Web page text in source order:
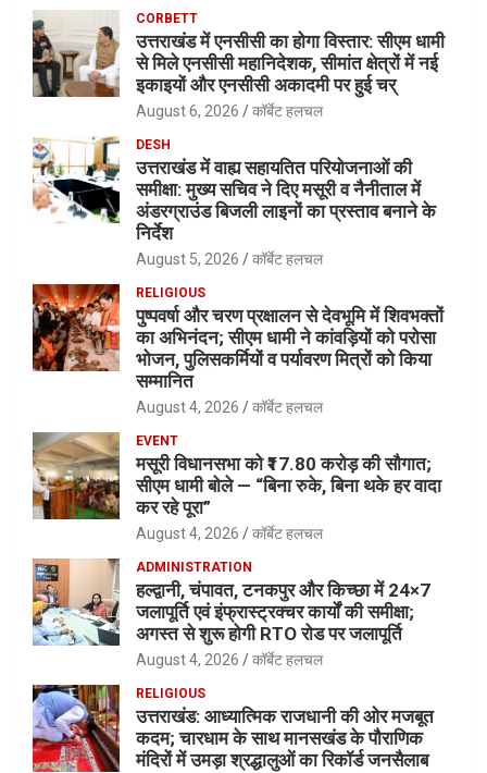
CORBETT
उत्तराखंड में एनसीसी का होगा विस्तार: सीएम धामी
से मिले एनसीसी महानिदेशक, सीमांत क्षेत्रों में नई
इकाइयों और एनसीसी अकादमी पर हुई चर्
August 6, 2026 कॉर्बेट हलचल
DESH
उत्तराखंड में वाह्य सहायतित परियोजनाओं की
समीक्षा: मुख्य सचिव ने दिए मसूरी व नैनीताल में
अंडरग्राउंड बिजली लाइनों का प्रस्ताव बनाने के
निर्देश
August 5, 2026 कॉर्बेट हलचल
RELIGIOUS
पुष्पवर्षा और चरण प्रक्षालन से देवभूमि में शिवभक्तों
का अभिनंदन; सीएम धामी ने कांवड़ियों को परोसा
भोजन, पुलिसकर्मियों व पर्यावरण मित्रों को किया
सम्मानित
August 4, 2026 कॉर्बेट हलचल
EVENT
मसूरी विधानसभा को ₹17.80 करोड़ की सौगात;
सीएम धामी बोले — “बिना रुके, बिना थके हर वादा
कर रहे पूरा”
August 4, 2026 कॉर्बेट हलचल
ADMINISTRATION
हल्द्वानी, चंपावत, टनकपुर और किच्छा में 24×7
जलापूर्ति एवं इंफ्रास्ट्रक्चर कार्यों की समीक्षा;
अगस्त से शुरू होगी RTO रोड पर जलापूर्ति
August 4, 2026 कॉर्बेट हलचल
RELIGIOUS
उत्तराखंड: आध्यात्मिक राजधानी की ओर मजबूत
कदम; चारधाम के साथ मानसखंड के पौराणिक
मंदिरों में उमड़ा श्रद्धालुओं का रिकॉर्ड जनसैलाब